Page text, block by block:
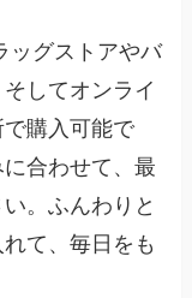
ッグストアやバ
してオンライ
購入可能で
合わせて、最
。ふんわりと
て、毎日をも